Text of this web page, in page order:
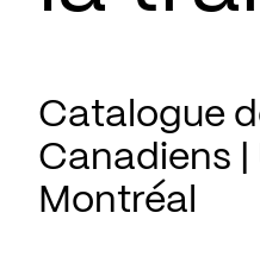
Catalogue
Canadiens |
Montréal